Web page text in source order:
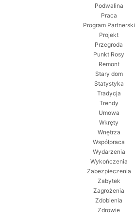
Podwalina
Praca
Program Partnerski
Projekt
Przegroda
Punkt Rosy
Remont
Stary dom
Statystyka
Tradycja
Trendy
Umowa
Wkręty
Wnętrza
Współpraca
Wydarzenia
Wykończenia
Zabezpieczenia
Zabytek
Zagrożenia
Zdobienia
Zdrowie